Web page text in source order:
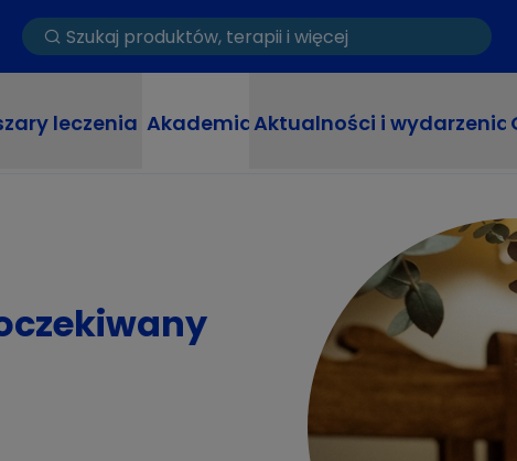
leczenia AkademiaAktualności i wydarzenia